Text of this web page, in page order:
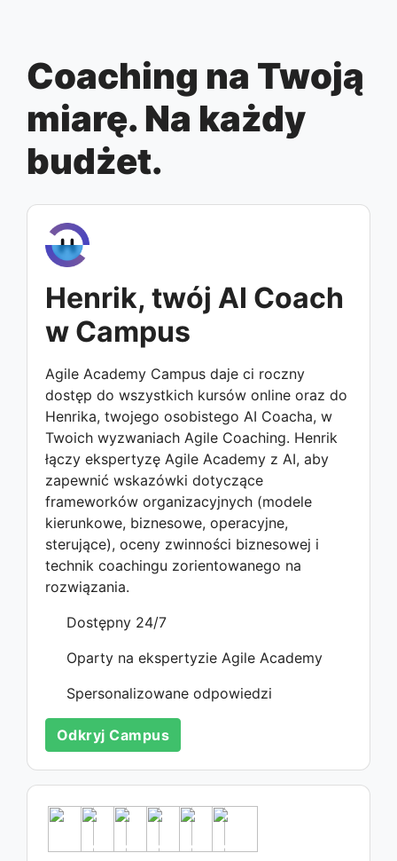
Coaching na Twoją
miarę. Na każdy
budżet.
Henrik, twój AI Coach
w Campus
Agile Academy Campus daje ci roczny
dostęp do wszystkich kursów online oraz do
Henrika, twojego osobistego AI Coacha, w
Twoich wyzwaniach Agile Coaching. Henrik
łączy ekspertyzę Agile Academy z AI, aby
zapewnić wskazówki dotyczące
frameworków organizacyjnych (modele
kierunkowe, biznesowe, operacyjne,
sterujące), oceny zwinności biznesowej i
technik coachingu zorientowanego na
rozwiązania.
Dostępny 24/7
Oparty na ekspertyzie Agile Academy
Spersonalizowane odpowiedzi
Odkryj Campus